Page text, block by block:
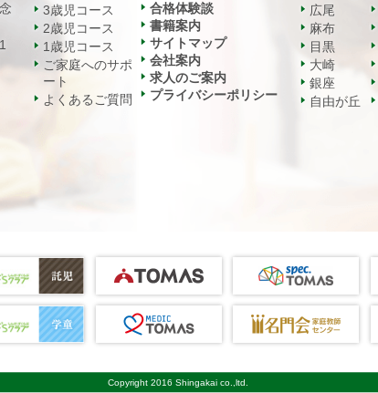
3歳児コース
2歳児コース
1歳児コース
ご家庭へのサポ
ート
よくあるご質問
合格体験談
書籍案内
サイトマップ
会社案内
求人のご案内
プライバシーポリシー
広尾
麻布
目黒
大崎
銀座
自由が丘
Copyright 2016 Shingakai co.,ltd.